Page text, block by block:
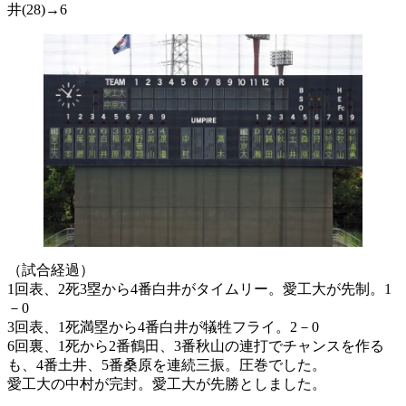
井(28)→6
（試合経過）
1回表、2死3塁から4番白井がタイムリー。愛工大が先制。1
－0
3回表、1死満塁から4番白井が犠牲フライ。2－0
6回裏、1死から2番鶴田、3番秋山の連打でチャンスを作る
も、4番土井、5番桑原を連続三振。圧巻でした。
愛工大の中村が完封。愛工大が先勝としました。